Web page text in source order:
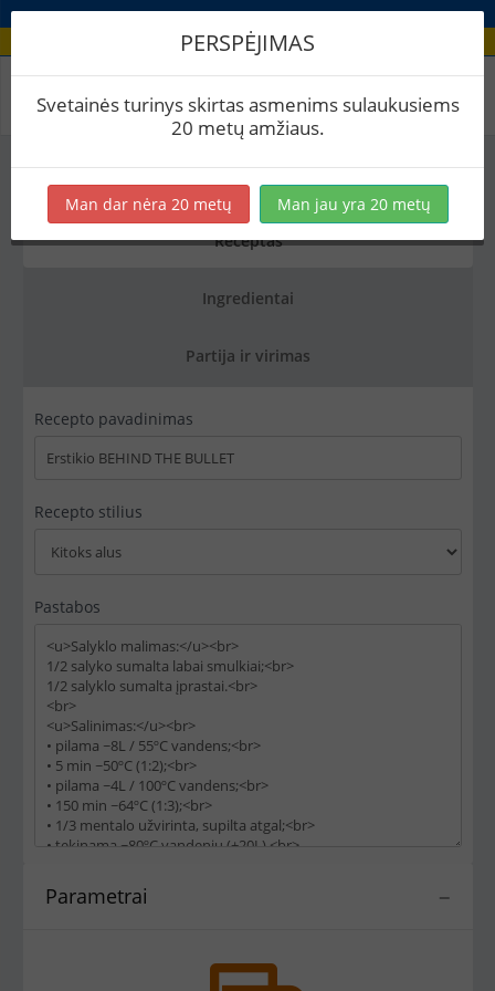
Recepto redagavimas
Receptas
Ingredientai
Partija ir virimas
Recepto pavadinimas
Recepto stilius
Pastabos
−
Parametrai
PERSPĖJIMAS
Svetainės turinys skirtas asmenims sulaukusiems
20 metų amžiaus.
Man dar nėra 20 metų Man jau yra 20 metų